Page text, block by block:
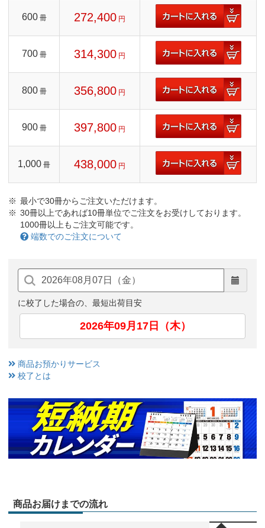
600 冊 272,400 円
700 冊 314,300 円
800 冊 356,800 円
900 冊 397,800 円
1,000 冊 438,000 円
最小で30冊からご注文いただけます。
30冊以上であれば10冊単位でご注文をお受けしております。
1000冊以上もご注文可能です。
端数でのご注文について
に校了した場合の、最短出荷目安
2026年09月17日（木）
商品お預かりサービス
校了とは
商品お届けまでの流れ